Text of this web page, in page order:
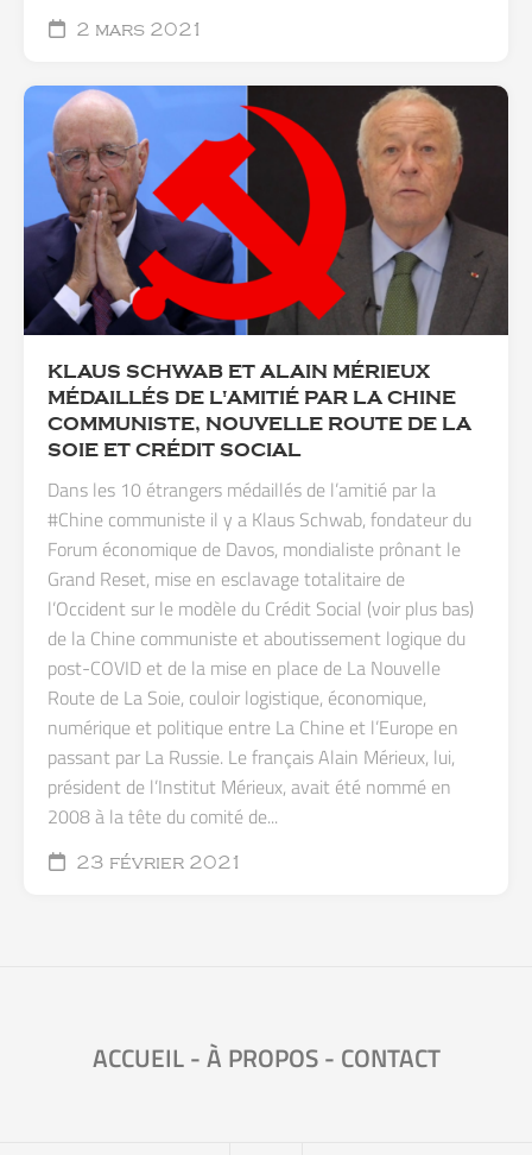
2 mars 2021
KLAUS SCHWAB ET ALAIN MÉRIEUX
MÉDAILLÉS DE L'AMITIÉ PAR LA CHINE
COMMUNISTE, NOUVELLE ROUTE DE LA
SOIE ET CRÉDIT SOCIAL
Dans les 10 étrangers médaillés de l’amitié par la
#Chine communiste il y a Klaus Schwab, fondateur du
Forum économique de Davos, mondialiste prônant le
Grand Reset, mise en esclavage totalitaire de
l’Occident sur le modèle du Crédit Social (voir plus bas)
de la Chine communiste et aboutissement logique du
post-COVID et de la mise en place de La Nouvelle
Route de La Soie, couloir logistique, économique,
numérique et politique entre La Chine et l’Europe en
passant par La Russie. Le français Alain Mérieux, lui,
président de l’Institut Mérieux, avait été nommé en
2008 à la tête du comité de...
23 février 2021
ACCUEIL-À PROPOS- CONTACT